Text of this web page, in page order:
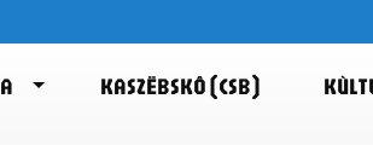
KASZËBSKÔ (CSB)